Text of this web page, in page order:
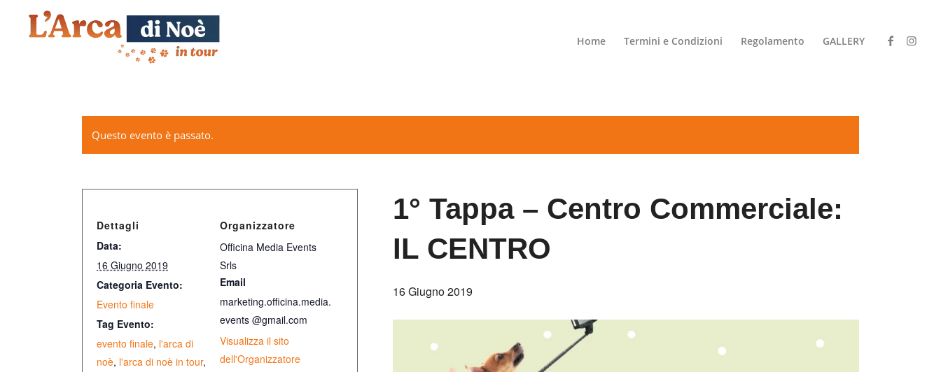
Home Termini e Condizioni Regolamento GALLERY
Questo evento è passato.
1° Tappa – Centro Commerciale:
IL CENTRO
16 Giugno 2019
Dettagli
Data:
16 Giugno 2019
Categoria Evento:
Evento finale
Tag Evento:
evento finale, l'arca di
noè, l'arca di noè in tour,
Organizzatore
Officina Media Events
Srls
Email
marketing.officina.media.
events @gmail.com
Visualizza il sito
dell'Organizzatore